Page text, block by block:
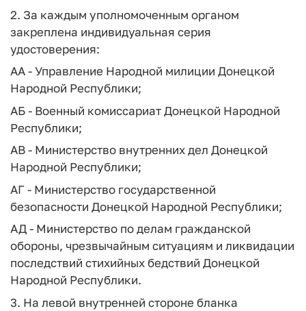
2. За каждым уполномоченным органом
закреплена индивидуальная серия
удостоверения:
АА - Управление Народной милиции Донецкой
Народной Республики;
АБ - Военный комиссариат Донецкой Народной
Республики;
АВ - Министерство внутренних дел Донецкой
Народной Республики;
АГ - Министерство государственной
безопасности Донецкой Народной Республики;
АД - Министерство по делам гражданской
обороны, чрезвычайным ситуациям и ликвидации
последствий стихийных бедствий Донецкой
Народной Республики.
3. На левой внутренней стороне бланка